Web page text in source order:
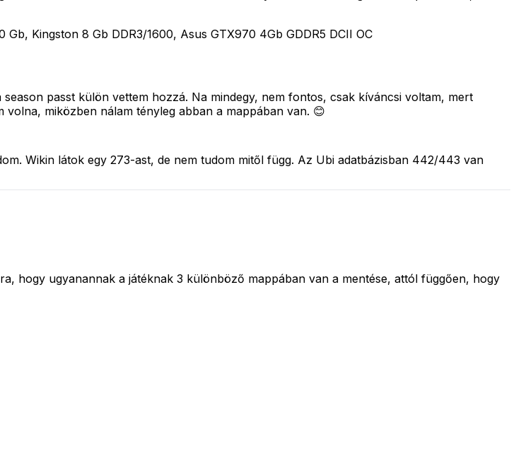
Kingston 8 Gb DDR3/1600, Asus GTX970 4Gb GDDR5 DCII OC
passt külön vettem hozzá. Na mindegy, nem fontos, csak kíváncsi voltam, mert
miközben nálam tényleg abban a mappában van. 😊
Wikin látok egy 273-ast, de nem tudom mitől függ. Az Ubi adatbázisban 442/443 van
hogy ugyanannak a játéknak 3 különböző mappában van a mentése, attól függően, hogy